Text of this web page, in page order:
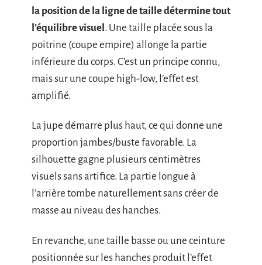
la position de la ligne de taille détermine tout
l’équilibre visuel. Une taille placée sous la
poitrine (coupe empire) allonge la partie
inférieure du corps. C’est un principe connu,
mais sur une coupe high-low, l’effet est
amplifié.
La jupe démarre plus haut, ce qui donne une
proportion jambes/buste favorable. La
silhouette gagne plusieurs centimètres
visuels sans artifice. La partie longue à
l’arrière tombe naturellement sans créer de
masse au niveau des hanches.
En revanche, une taille basse ou une ceinture
positionnée sur les hanches produit l’effet